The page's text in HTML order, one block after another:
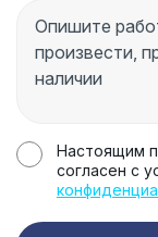
Настоящим
согласен с